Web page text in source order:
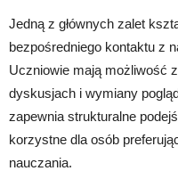
Jedną z głównych zalet
bezpośredniego kontaktu z
Uczniowie mają możliwość
dyskusjach i wymiany
zapewnia strukturalne
korzystne dla osób
nauczania.